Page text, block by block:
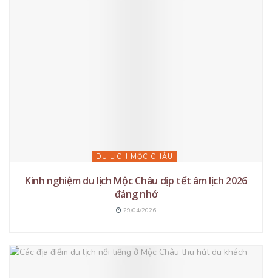
DU LỊCH MỘC CHÂU
Kinh nghiệm du lịch Mộc Châu dịp tết âm lịch 2026
đáng nhớ
29/04/2026